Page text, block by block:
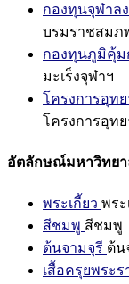
กองทุนจุฬาล
บรมราชสมภ
กองทุนภูมิคุ้ม
มะเร็งจุฬาฯ
โครงการอุท
โครงการอุท
อัตลักษณ์มหาวิทยา
พระเกี้ยว พระ
สีชมพู สีชมพู
ต้นจามจุรี ต้น
เสื้อครุยพระ